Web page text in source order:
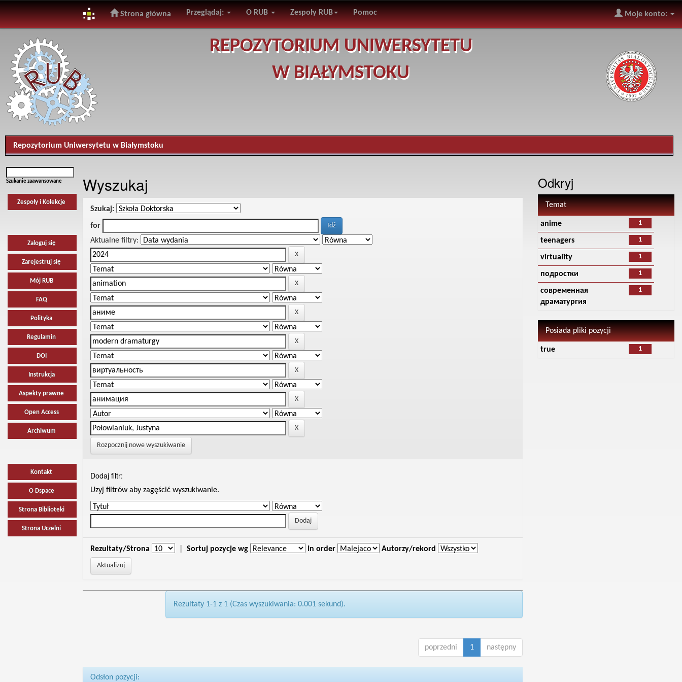
navigation
Strona główna Przeglądaj: O RUB Zespoły RUB Pomoc Moje konto:
REPOZYTORIUM UNIWERSYTETU
W BIAŁYMSTOKU
Repozytorium Uniwersytetu w Białymstoku
Szukanie zaawansowane
Zespoły i Kolekcje
Zaloguj się
Zarejestruj się
Mój RUB
FAQ
Polityka
Regulamin
DOI
Instrukcja
Aspekty prawne
Open Access
Archiwum
Kontakt
O Dspace
Strona Biblioteki
Strona Uczelni
Wyszukaj
Szukaj:
for
Aktualne filtry:
Rozpocznij nowe wyszukiwanie
Dodaj filtr:
Uzyj filtrów aby zagęścić wyszukiwanie.
Rezultaty/Strona Sortuj pozycje wg In order Autorzy/rekord
Rezultaty 1-1 z 1 (Czas wyszukiwania: 0.001 sekund).
poprzedni 1 następny
Odsłon pozycji:
Odkryj
Temat
1
anime
1
teenagers
1
virtuality
1
подростки
1
современная
драматургия
Posiada pliki pozycji
1
true